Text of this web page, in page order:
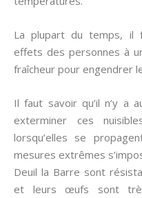
La plupart du temps, il
effets des personnes à
fraîcheur pour engendrer
Il faut savoir qu’il n’y a
exterminer ces
lorsqu’elles se
mesures extrêmes
Deuil la Barre sont
et leurs œufs sont